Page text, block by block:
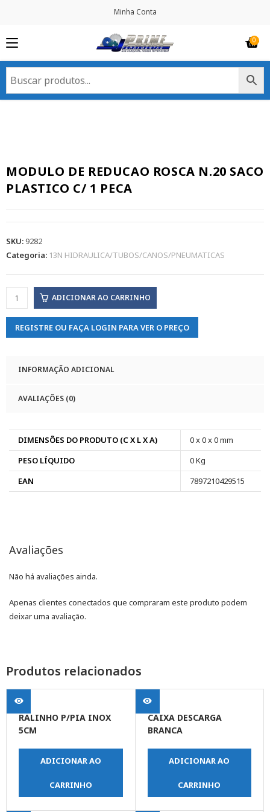
Minha Conta
MODULO DE REDUCAO ROSCA N.20 SACO
PLASTICO C/ 1 PECA
SKU:9282
Categoria: 13N HIDRAULICA/TUBOS/CANOS/PNEUMATICAS
ADICIONAR AO CARRINHO
REGISTRE OU FAÇA LOGIN PARA VER O PREÇO
INFORMAÇÃO ADICIONAL
AVALIAÇÕES (0)
DIMENSÕES DO PRODUTO (C X L X A)
0 x 0 x 0 mm
PESO LÍQUIDO
0 Kg
EAN
7897210429515
Avaliações
Não há avaliações ainda.
Apenas clientes conectados que compraram este produto podem
deixar uma avaliação.
Produtos relacionados
RALINHO P/PIA INOX
5CM
ADICIONAR AO
CARRINHO
CAIXA DESCARGA
BRANCA
ADICIONAR AO
CARRINHO